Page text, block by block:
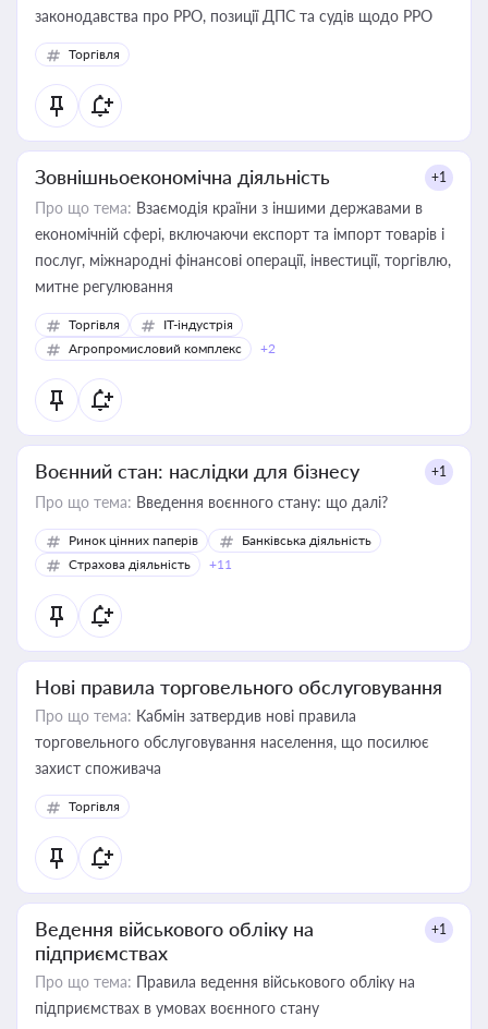
законодавства про РРО, позиції ДПС та судів щодо РРО
Торгівля
Зовнішньоекономічна діяльність +1
Про що тема: Взаємодія країни з іншими державами в
економічній сфері, включаючи експорт та імпорт товарів і
послуг, міжнародні фінансові операції, інвестиції, торгівлю,
митне регулювання
Торгівля
IT-індустрія
Агропромисловий комплекс
+2
Воєнний стан: наслідки для бізнесу +1
Про що тема: Введення воєнного стану: що далі?
Ринок цінних паперів
Банківська діяльність
Страхова діяльність
+11
Нові правила торговельного обслуговування
Про що тема: Кабмін затвердив нові правила
торговельного обслуговування населення, що посилює
захист споживача
Торгівля
Ведення військового обліку на
підприємствах
+1
Про що тема: Правила ведення військового обліку на
підприємствах в умовах воєнного стану